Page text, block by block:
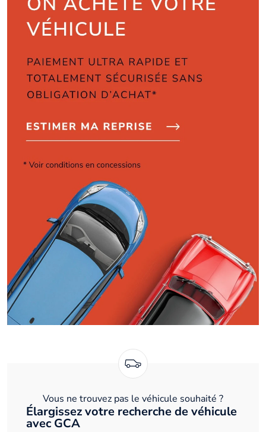
Vous ne trouvez pas le véhicule souhaité ?
Élargissez votre recherche de véhicule
avec GCA